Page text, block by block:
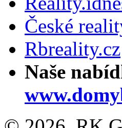
České
Rbreality.cz
Naše